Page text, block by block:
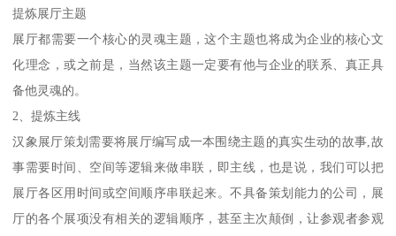
提炼展厅主题
展厅都需要一个核心的灵魂主题，这个主题也将成为企业的核心文
化理念，或之前是，当然该主题一定要有他与企业的联系、真正具
备他灵魂的。
2、提炼主线
汉象展厅策划需要将展厅编写成一本围绕主题的真实生动的故事,故
事需要时间、空间等逻辑来做串联，即主线，也是说，我们可以把
展厅各区用时间或空间顺序串联起来。不具备策划能力的公司，展
厅的各个展项没有相关的逻辑顺序，甚至主次颠倒，让参观者参观